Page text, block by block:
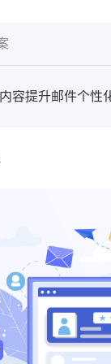
容提升邮件个性